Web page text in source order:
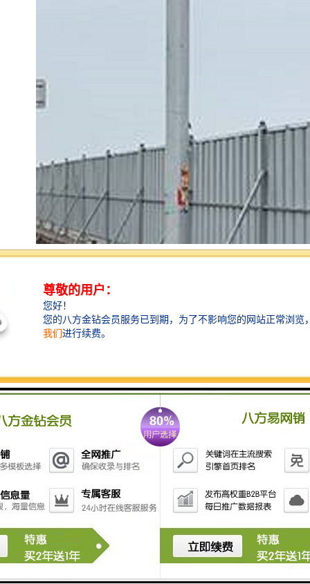
围挡使用的材料应保证围栏稳固、整洁、美观。市政工
程项目工地，可按工程进度分段设置围栏或按规定使用
统一的连续性护栏设施。施工单位不得在工地围栏外堆
放建筑材料、垃圾和工程渣土。在经批准临时占用的区
域，应严格按批准的占地范围和使用性质存放、堆卸建
筑材料或机具设备，临时区域四周应设置高于1m的围